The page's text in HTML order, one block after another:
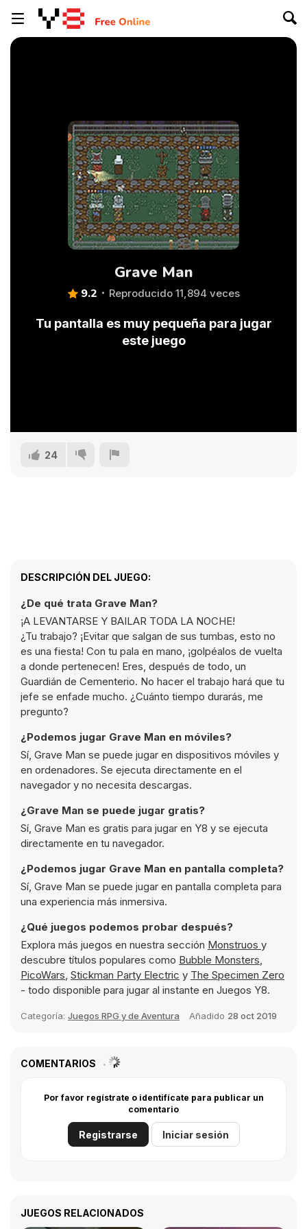
Grave Man
9.2 Reproducido 11,894 veces
Tu pantalla es muy pequeña para jugar
este juego
24
DESCRIPCIÓN DEL JUEGO:
¿De qué trata Grave Man?
¡A LEVANTARSE Y BAILAR TODA LA NOCHE!
¿Tu trabajo? ¡Evitar que salgan de sus tumbas, esto no
es una fiesta! Con tu pala en mano, ¡golpéalos de vuelta
a donde pertenecen! Eres, después de todo, un
Guardián de Cementerio. No hacer el trabajo hará que tu
jefe se enfade mucho. ¿Cuánto tiempo durarás, me
pregunto?
¿Podemos jugar Grave Man en móviles?
Sí, Grave Man se puede jugar en dispositivos móviles y
en ordenadores. Se ejecuta directamente en el
navegador y no necesita descargas.
¿Grave Man se puede jugar gratis?
Sí, Grave Man es gratis para jugar en Y8 y se ejecuta
directamente en tu navegador.
¿Podemos jugar Grave Man en pantalla completa?
Sí, Grave Man se puede jugar en pantalla completa para
una experiencia más inmersiva.
¿Qué juegos podemos probar después?
Explora más juegos en nuestra sección Monstruos y
descubre títulos populares como Bubble Monsters,
PicoWars, Stickman Party Electric y The Specimen Zero
- todo disponible para jugar al instante en Juegos Y8.
Categoría: Juegos RPG y de Aventura Añadido 28 oct 2019
COMENTARIOS
Por favor regístrate o identifícate para publicar un
comentario
Registrarse Iniciar sesión
JUEGOS RELACIONADOS